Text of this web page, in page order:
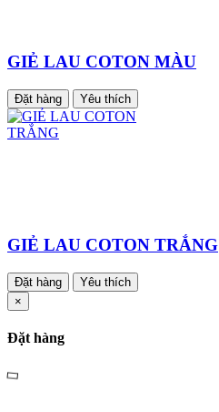
GIẺ LAU COTON MÀU
Đặt hàng Yêu thích
GIẺ LAU COTON TRẮNG
Đặt hàng
Yêu thích
×
Đặt hàng